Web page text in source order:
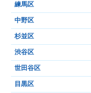
練馬区
中野区
杉並区
渋谷区
世田谷区
目黒区